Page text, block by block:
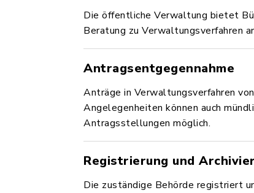
Die öffentliche Verwaltung bietet
Beratung zu Verwaltungsverfahren
Antragsentgegennahme
Anträge in Verwaltungsverfahren
Angelegenheiten können auch
Antragsstellungen möglich.
Registrierung und
Die zuständige Behörde registriert